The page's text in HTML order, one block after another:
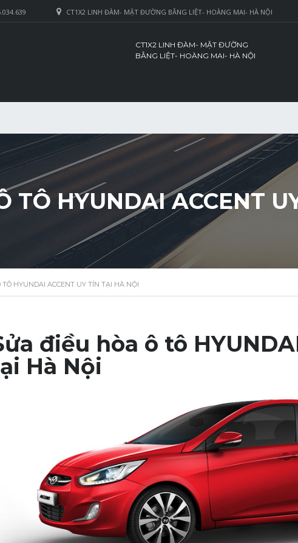
CT1X2 LINH ĐÀM- MẶT ĐƯỜNG BẰNG LIỆT- HOÀNG MAI- HÀ NỘI
CT1X2 LINH ĐÀM- MẶT ĐƯỜNG
BẰNG LIỆT- HOÀNG MAI- HÀ NỘI
TÔ HYUNDAI ACCENT
HYUNDAI ACCENT UY TÍN TẠI HÀ NỘI
điều hòa ô tô
Hà Nội